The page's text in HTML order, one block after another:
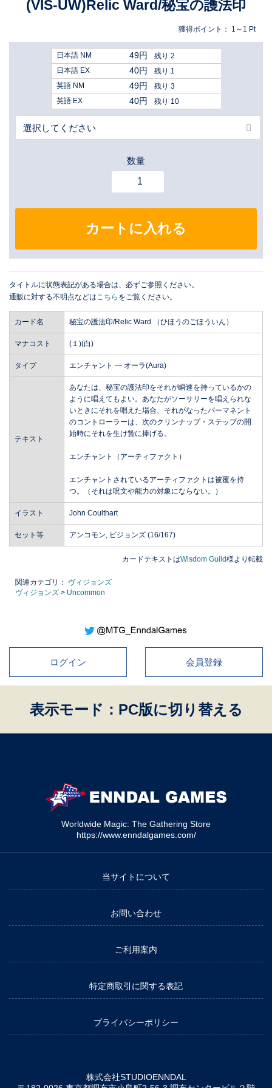
(VIS-UW)Relic Ward/秘宝の護法印
獲得ポイント： 1～1 Pt
日本語 NM 49円
残り 2
日本語 EX
40円
残り 1
英語 NM
49円
残り 3
英語 EX
40円 残り 10
数量
カートに入れる
タイトルに状態表記がある場合は、必ずご参照ください。
通販に対する不明点などは こちら をご覧ください。
カード名 秘宝の護法印/Relic Ward （ひほうのごほういん）
マナコスト (１)(白)
タイプ エンチャント ― オーラ(Aura)
テキスト
あなたは、秘宝の護法印をそれが瞬速を持っているかの
ように唱えてもよい。あなたがソーサリーを唱えられな
いときにそれを唱えた場合、それがなったパーマネント
のコントローラーは、次のクリンナップ・ステップの開
始時にそれを生け贄に捧げる。
エンチャント（アーティファクト）
エンチャントされているアーティファクトは被覆を持
つ。（それは呪文や能力の対象にならない。）
イラスト John Coulthart
セット等 アンコモン, ビジョンズ (16/167)
カードテキストはWisdom Guild様より転載
関連カテゴリ：
ヴィジョンズ
ヴィジョンズ > Uncommon
ログイン 会員登録
表示モード：PC版に切り替える
Worldwide Magic: The Gathering Store
https://www.enndalgames.com/
当サイトについて
お問い合わせ
ご利用案内
特定商取引に関する表記
プライバシーポリシー
株式会社STUDIOENNDAL